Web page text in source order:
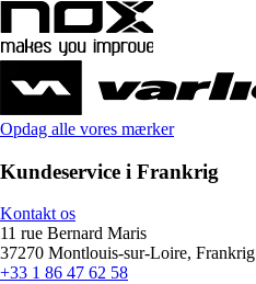
Opdag alle vores mærker
Kundeservice i Frankrig
Kontakt os
11 rue Bernard Maris
37270 Montlouis-sur-Loire, Frankrig
+33 1 86 47 62 58